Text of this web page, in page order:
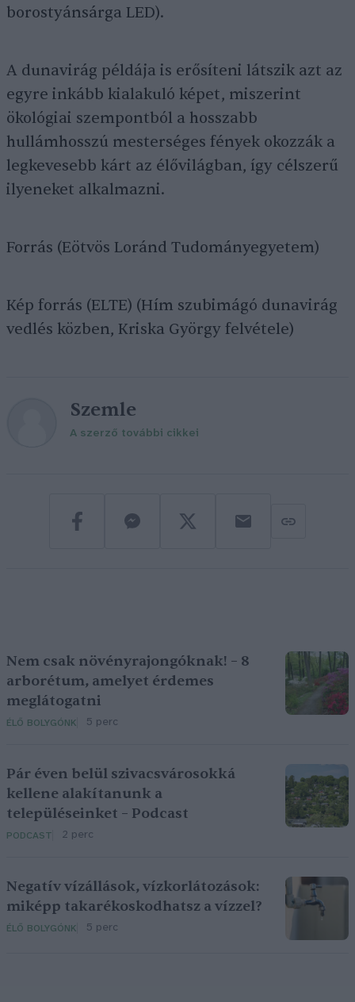
borostyánsárga LED).
A dunavirág példája is erősíteni látszik azt az
egyre inkább kialakuló képet, miszerint
ökológiai szempontból a hosszabb
hullámhosszú mesterséges fények okozzák a
legkevesebb kárt az élővilágban, így célszerű
ilyeneket alkalmazni.
Forrás (Eötvös Loránd Tudományegyetem)
Kép forrás (ELTE) (Hím szubimágó dunavirág
vedlés közben, Kriska György felvétele)
Szemle
A szerző további cikkei
Nem csak növényrajongóknak! – 8
arborétum, amelyet érdemes
meglátogatni
ÉLŐ BOLYGÓNK 5 perc
Pár éven belül szivacsvárosokká
kellene alakítanunk a
településeinket – Podcast
PODCAST 2 perc
Negatív vízállások, vízkorlátozások:
miképp takarékoskodhatsz a vízzel?
ÉLŐ BOLYGÓNK 5 perc